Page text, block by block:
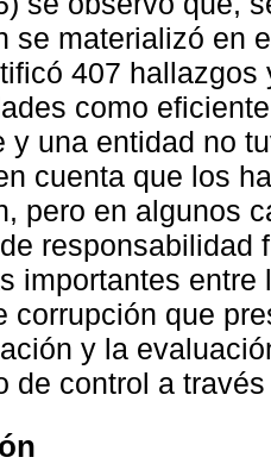
se materializó en
407
como
y una entidad no
cuenta que los
pero en algunos
responsabilidad
importantes
corrupción que
y la
de control a